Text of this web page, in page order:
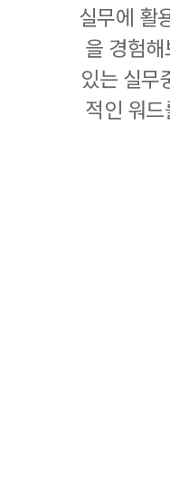
실무에 활
을 경험
있는 실무
적인 워